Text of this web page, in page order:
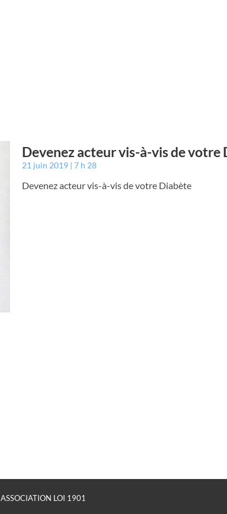
Devenez acteur vis-à-vis de votre
21 juin 2019 7 h 28
Devenez acteur vis-à-vis de votre Diabète
ASSOCIATION LOI 1901